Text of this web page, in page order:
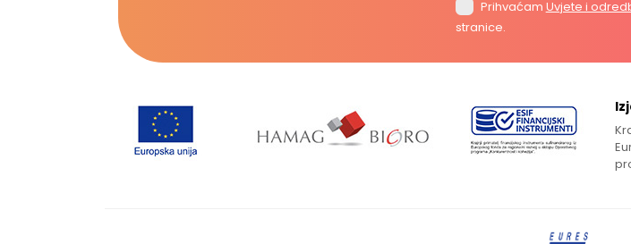
Prihvaćam Uvjete i
stranice.